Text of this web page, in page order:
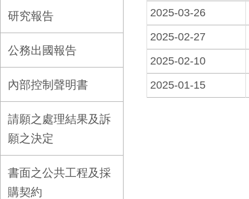
研究報告
公務出國報告
內部控制聲明書
請願之處理結果及訴
願之決定
書面之公共工程及採
購契約
2025-03-26
2025-02-27
2025-02-10
2025-01-15